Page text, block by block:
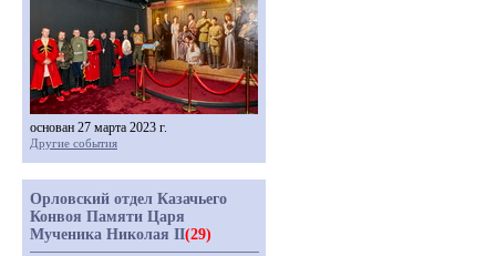
основан 27 марта 2023 г.
Другие события
Орловский отдел Казачьего
Конвоя Памяти Царя
Мученика Николая II(29)